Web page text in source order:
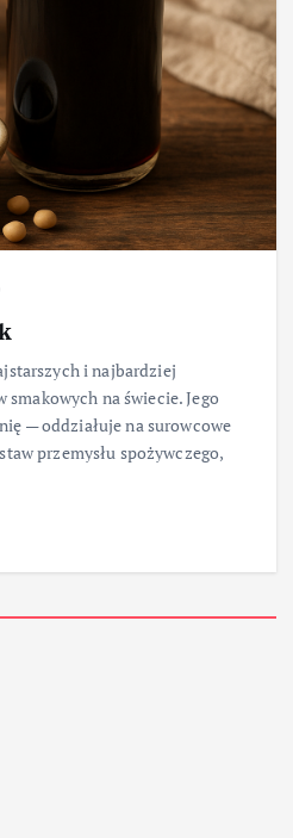
i najbardziej
na świecie. Jego
— oddziałuje na surowcowe
przemysłu spożywczego,